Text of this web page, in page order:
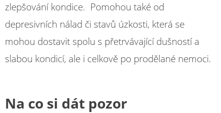
zlepšování kondice. Pomohou také od
depresivních nálad či stavů úzkosti, která se
mohou dostavit spolu s přetrvávající dušností a
slabou kondicí, ale i celkově po prodělané nemoci.
Na co si dát pozor